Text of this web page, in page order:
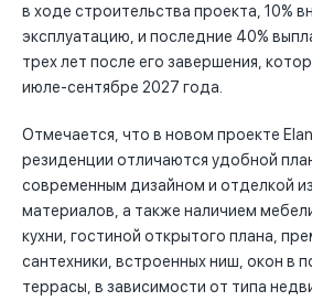
в ходе строительства проекта, 10%
эксплуатацию, и последние 40%
трех лет после его завершения,
июле-сентябре 2027 года.
Отмечается, что в новом проекте
резиденции отличаются удобной
современным дизайном и отделкой
материалов, а также наличием
кухни, гостиной открытого плана,
сантехники, встроенных ниш, окон в
террасы, в зависимости от типа